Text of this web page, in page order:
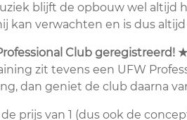
blijft de opbouw wel altijd
kan verwachten en is dus
Club geregistreerd!
zit tevens een UFW
dan geniet de club daarna
prijs van 1 (dus ook de